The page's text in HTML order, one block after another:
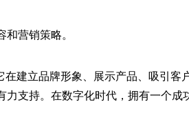
和营销策略。
建立品牌形象、展示产品、吸引
支持。在数字化时代，拥有一个成